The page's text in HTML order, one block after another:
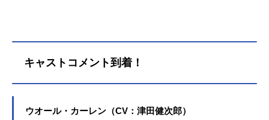
キャストコメント到着！
ウオール・カーレン（CV：津田健次郎）